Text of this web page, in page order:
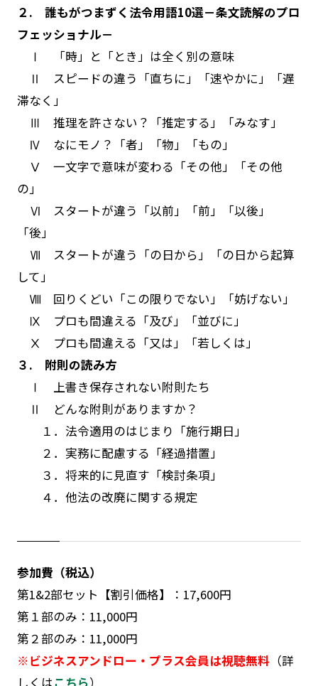
２. 誰もがつまずく法令用語10選－条文読解のプロ
フェッショナル－
Ⅰ 「時」と「とき」は全く別の意味
Ⅱ スピードの違う「直ちに」「速やかに」「遅
滞なく」
Ⅲ 推理を許さない？「推定する」「みなす」
Ⅳ なにモノ？「者」「物」「もの」
Ⅴ 一文字で意味が変わる「その他」「その他
の」
Ⅵ スタートが違う「以前」「前」「以後」
「後」
Ⅶ スタートが違う「の日から」「の日から起算
して」
Ⅷ 回りくどい「この限りでない」「妨げない」
Ⅸ プロも間違える「及び」「並びに」
Ⅹ プロも間違える「又は」「若しくは」
３. 附則の読み方
Ⅰ 上書き保存されない附則たち
Ⅱ どんな附則がありますか？
１．法令適用のはじまり「施行期日」
２．実務に配慮する「経過措置」
３．将来的に見直す「検討条項」
４．他法の改廃に関する規定
参加費（税込）
第1&2部セット【割引価格】：17,600円
第１部のみ：11,000円
第２部のみ：11,000円
※ビジネスアンドロー・プラス会員は視聴無料 （詳
しくはこちら）